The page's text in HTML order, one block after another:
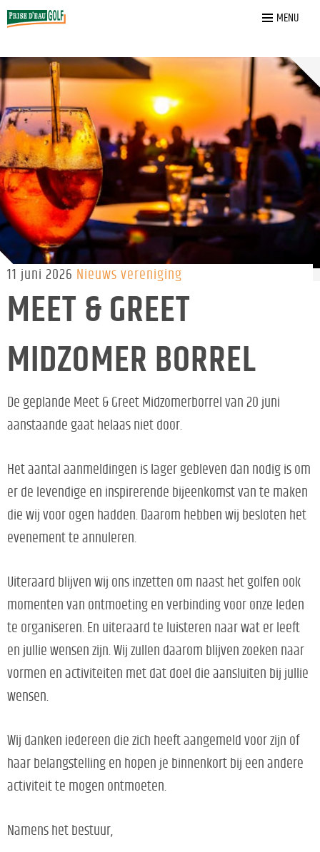
MENU
Home
11 juni 2026 Nieuws vereniging
MEET & GREET
MIDZOMER BORREL
De geplande Meet & Greet Midzomerborrel van 20 juni
aanstaande gaat helaas niet door.
Het aantal aanmeldingen is lager gebleven dan nodig is om
er de levendige en inspirerende bijeenkomst van te maken
die wij voor ogen hadden. Daarom hebben wij besloten het
evenement te annuleren.
Uiteraard blijven wij ons inzetten om naast het golfen ook
momenten van ontmoeting en verbinding voor onze leden
te organiseren. En uiteraard te luisteren naar wat er leeft
en jullie wensen zijn. Wij zullen daarom blijven zoeken naar
vormen en activiteiten met dat doel die aansluiten bij jullie
wensen.
Wij danken iedereen die zich heeft aangemeld voor zijn of
haar belangstelling en hopen je binnenkort bij een andere
activiteit te mogen ontmoeten.
Namens het bestuur,